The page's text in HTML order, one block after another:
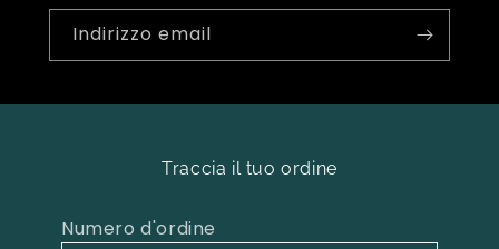
Indirizzo email
Traccia il tuo ordine
Numero d'ordine